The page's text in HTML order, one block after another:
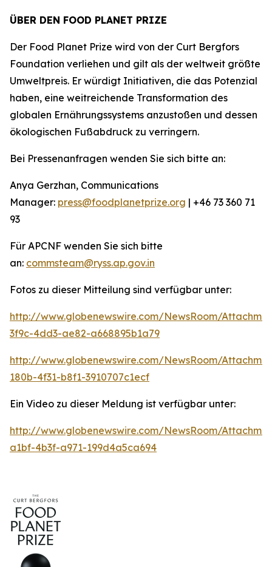
ÜBER DEN FOOD PLANET PRIZE
Der Food Planet Prize wird von der Curt Bergfors
Foundation verliehen und gilt als der weltweit größte
Umweltpreis. Er würdigt Initiativen, die das Potenzial
haben, eine weitreichende Transformation des
globalen Ernährungssystems anzustoßen und dessen
ökologischen Fußabdruck zu verringern.
Bei Pressenanfragen wenden Sie sich bitte an:
Anya Gerzhan, Communications
Manager: press@foodplanetprize.org | +46 73 360 71
93
Für APCNF wenden Sie sich bitte
an: commsteam@ryss.ap.gov.in
Fotos zu dieser Mitteilung sind verfügbar unter:
http://www.globenewswire.com/NewsRoom/
3f9c-4dd3-ae82-a668895b1a79
http://www.globenewswire.com/NewsRoom/
180b-4f31-b8f1-3910707c1ecf
Ein Video zu dieser Meldung ist verfügbar unter:
http://www.globenewswire.com/NewsRoom/
a1bf-4b3f-a971-199d4a5ca694